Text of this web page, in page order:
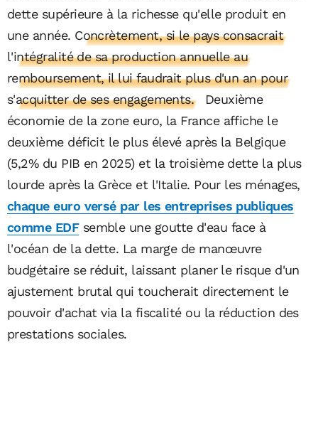
dette supérieure à la richesse qu'elle produit en
une année. Concrètement, si le pays consacrait
l'intégralité de sa production annuelle au
remboursement, il lui faudrait plus d'un an pour
s'acquitter de ses engagements.
Deuxième
économie de la zone euro, la France affiche le
deuxième déficit le plus élevé après la Belgique
(5,2% du PIB en 2025) et la troisième dette la plus
lourde après la Grèce et l'Italie. Pour les ménages,
chaque euro versé par les entreprises publiques
comme EDFsemble une goutte d'eau face à
l'océan de la dette. La marge de manœuvre
budgétaire se réduit, laissant planer le risque d'un
ajustement brutal qui toucherait directement le
pouvoir d'achat via la fiscalité ou la réduction des
prestations sociales.